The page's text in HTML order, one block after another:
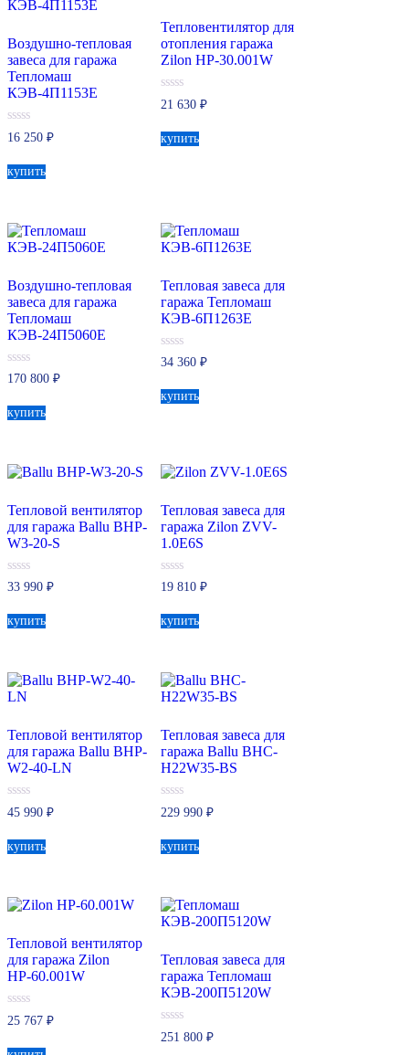
Воздушно-тепловая
завеса для гаража
Тепломаш
КЭВ-4П1153Е
0
из
16 250 ₽
купить
Тепловентилятор для
отопления гаража
Zilon HР-30.001W
0
из
21 630₽
купить
Воздушно-тепловая
завеса для гаража
Тепломаш
КЭВ-24П5060Е
0
из
170 800 ₽
купить
Тепловая завеса для
гаража Тепломаш
КЭВ-6П1263Е
0
из
34 360₽
купить
Тепловой вентилятор
для гаража Ballu BHP-
W3-20-S
0
из
33 990 ₽
купить
Тепловая завеса для
гаража Zilon ZVV-
1.0E6S
0
из
19 810₽
купить
Тепловой вентилятор
для гаража Ballu BHP-
W2-40-LN
0
из
45 990 ₽
купить
Тепловая завеса для
гаража Ballu BHC-
H22W35-BS
0
из
229 990₽
купить
Тепловой вентилятор
для гаража Zilon
HР-60.001W
0
из
25 767 ₽
Тепловая завеса для
гаража Тепломаш
КЭВ-200П5120W
0
из
251 800₽